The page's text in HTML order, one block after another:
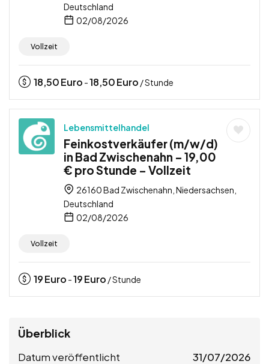
Deutschland
02/08/2026
Vollzeit
18,50Euro -18,50Euro / Stunde
Lebensmittelhandel
Feinkostverkäufer (m/w/d)
in Bad Zwischenahn – 19,00
€ pro Stunde – Vollzeit
26160 Bad Zwischenahn, Niedersachsen,
Deutschland
02/08/2026
Vollzeit
19Euro -19Euro / Stunde
Überblick
Datum veröffentlicht 31/07/2026